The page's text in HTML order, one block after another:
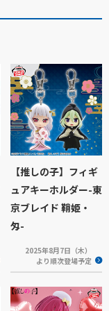
【推しの子】フィギ
ュアキーホルダー-東
京ブレイド 鞘姫・
匁-
2025年8月7日（木）
より順次登場予定